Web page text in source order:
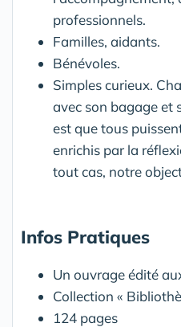
professionnels.
Familles, aidants.
Bénévoles.
Simples curieux.
avec son bagage et
est que tous
enrichis par la
tout cas, notre
Infos Pratiques
Un ouvrage édité
Collection «
124 pages